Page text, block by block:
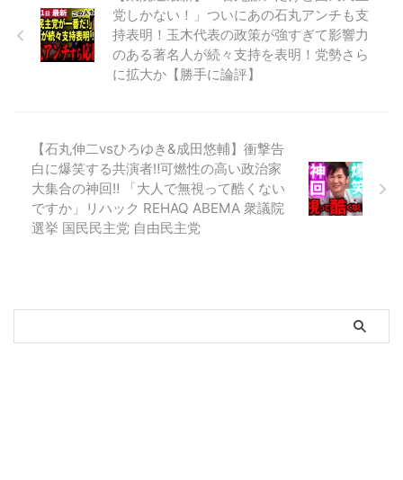
党しかない！」ついにあの石丸アンチも支
持表明！玉木代表の政策が強すぎて影響力
のある著名人が続々支持を表明！党勢さら
に拡大か【勝手に論評】
【石丸伸二vsひろゆき&成田悠輔】衝撃告
白に爆笑する共演者‼️可燃性の高い政治家
大集合の神回‼️ 「大人で無視って酷くない
ですか」リハック REHAQ ABEMA 衆議院
選挙 国民民主党 自由民主党